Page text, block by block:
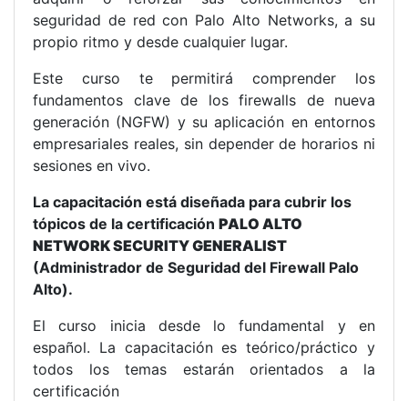
seguridad de red con Palo Alto Networks, a su
propio ritmo y desde cualquier lugar.
Este curso te permitirá comprender los
fundamentos clave de los firewalls de nueva
generación (NGFW) y su aplicación en entornos
empresariales reales, sin depender de horarios ni
sesiones en vivo.
La capacitación está diseñada para cubrir los
tópicos de la certificación PALO ALTO
NETWORK SECURITY GENERALIST
(Administrador de Seguridad del Firewall Palo
Alto).
El curso inicia desde lo fundamental y en
español. La capacitación es teórico/práctico y
todos los temas estarán orientados a la
certificación